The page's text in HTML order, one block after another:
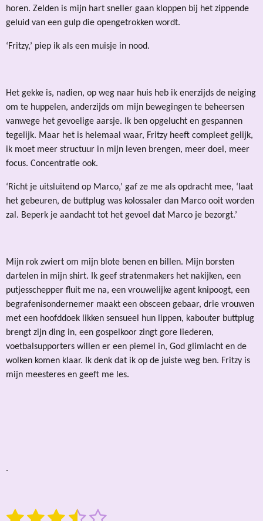
horen. Zelden is mijn hart sneller gaan kloppen bij het zippende
geluid van een gulp die opengetrokken wordt.
‘Fritzy,’ piep ik als een muisje in nood.
Het gekke is, nadien, op weg naar huis heb ik enerzijds de neiging
om te huppelen, anderzijds om mijn bewegingen te beheersen
vanwege het gevoelige aarsje. Ik ben opgelucht en gespannen
tegelijk. Maar het is helemaal waar, Fritzy heeft compleet gelijk,
ik moet meer structuur in mijn leven brengen, meer doel, meer
focus. Concentratie ook.
‘Richt je uitsluitend op Marco,’ gaf ze me als opdracht mee, ‘laat
het gebeuren, de buttplug was kolossaler dan Marco ooit worden
zal. Beperk je aandacht tot het gevoel dat Marco je bezorgt.’
Mijn rok zwiert om mijn blote benen en billen. Mijn borsten
dartelen in mijn shirt. Ik geef stratenmakers het nakijken, een
putjesschepper fluit me na, een vrouwelijke agent knipoogt, een
begrafenisondernemer maakt een obsceen gebaar, drie vrouwen
met een hoofddoek likken sensueel hun lippen, kabouter buttplug
brengt zijn ding in, een gospelkoor zingt gore liederen,
voetbalsupporters willen er een piemel in, God glimlacht en de
wolken komen klaar. Ik denk dat ik op de juiste weg ben. Fritzy is
mijn meesteres en geeft me les.
.
R
S